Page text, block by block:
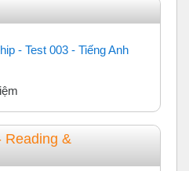
- Test 003 - Tiếng Anh
Reading &